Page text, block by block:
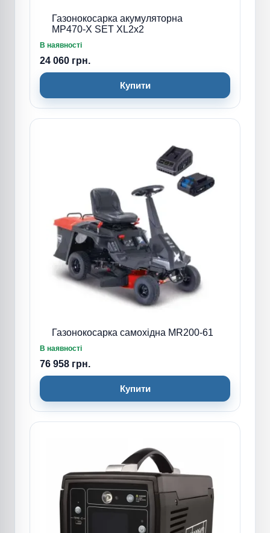
Газонокосарка акумуляторна
MP470-X SET XL2x2
В наявності
24 060 грн.
Купити
Газонокосарка самохідна MR200-61
В наявності
76 958 грн.
Купити